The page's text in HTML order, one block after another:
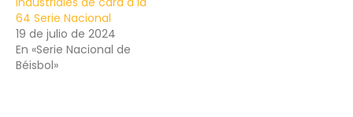
64 Serie Nacional
19 de julio de 2024
En «Serie Nacional de
Béisbol»